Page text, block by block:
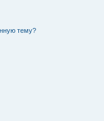
тему?